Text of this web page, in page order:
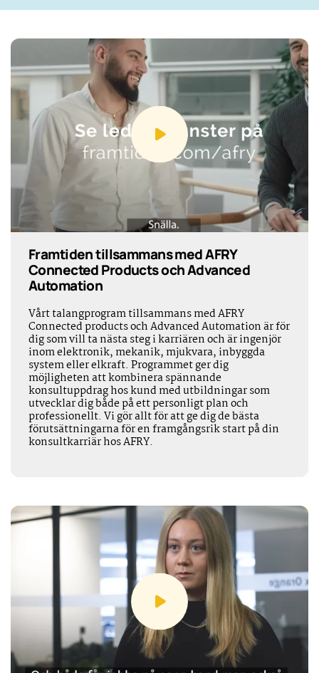
Framtiden tillsammans med AFRY
Connected Products och Advanced
Automation
Vårt talangprogram tillsammans med AFRY
Connected products och Advanced Automation är för
dig som vill ta nästa steg i karriären och är ingenjör
inom elektronik, mekanik, mjukvara, inbyggda
system eller elkraft. Programmet ger dig
möjligheten att kombinera spännande
konsultuppdrag hos kund med utbildningar som
utvecklar dig både på ett personligt plan och
professionellt. Vi gör allt för att ge dig de bästa
förutsättningarna för en framgångsrik start på din
konsultkarriär hos AFRY.